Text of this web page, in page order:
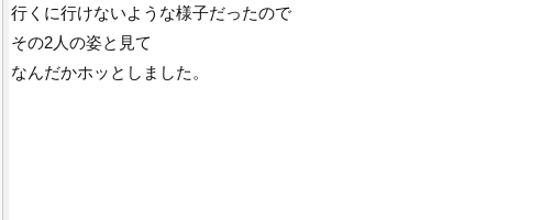
行くに行けないような様子だったので
その2人の姿と見て
なんだかホッとしました。